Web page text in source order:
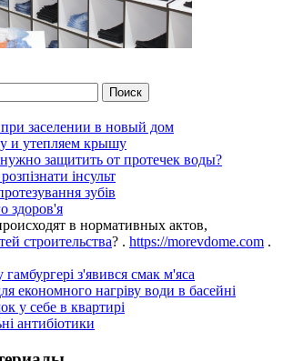
заселении в новый дом
и утепляем крышу
защитить от протечек воды?
інсульт
зубів
здоров'я
в нормативных актов,
строительства? . https://morevdome.com .
гамбургері з'явився смак м'яса
економного нагріву води в басейні
у себе в квартирі
антибіотики